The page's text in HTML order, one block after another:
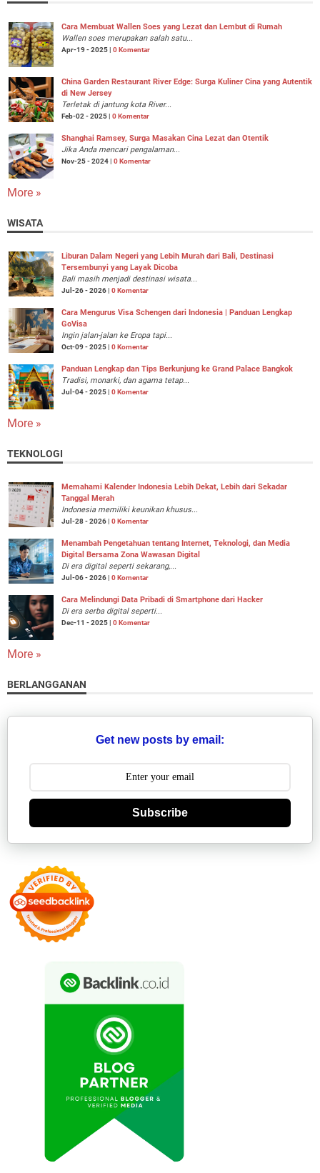
Cara Membuat Wallen Soes yang Lezat dan Lembut di Rumah
Wallen soes merupakan salah satu...
Apr-19 - 2025 | 0 Komentar
China Garden Restaurant River Edge: Surga Kuliner Cina yang Autentik
di New Jersey
Terletak di jantung kota River...
Feb-02 - 2025 | 0 Komentar
Shanghai Ramsey, Surga Masakan Cina Lezat dan Otentik
Jika Anda mencari pengalaman...
Nov-25 - 2024 | 0 Komentar
More »
WISATA
Liburan Dalam Negeri yang Lebih Murah dari Bali, Destinasi
Tersembunyi yang Layak Dicoba
Bali masih menjadi destinasi wisata...
Jul-26 - 2026 | 0 Komentar
Cara Mengurus Visa Schengen dari Indonesia | Panduan Lengkap
GoVisa
Ingin jalan-jalan ke Eropa tapi...
Oct-09 - 2025 | 0 Komentar
Panduan Lengkap dan Tips Berkunjung ke Grand Palace Bangkok
Tradisi, monarki, dan agama tetap...
Jul-04 - 2025 | 0 Komentar
More »
TEKNOLOGI
Memahami Kalender Indonesia Lebih Dekat, Lebih dari Sekadar
Tanggal Merah
Indonesia memiliki keunikan khusus...
Jul-28 - 2026 | 0 Komentar
Menambah Pengetahuan tentang Internet, Teknologi, dan Media
Digital Bersama Zona Wawasan Digital
Di era digital seperti sekarang,...
Jul-06 - 2026 | 0 Komentar
Cara Melindungi Data Pribadi di Smartphone dari Hacker
Di era serba digital seperti...
Dec-11 - 2025 | 0 Komentar
More »
BERLANGGANAN
Get new posts by email:
Subscribe